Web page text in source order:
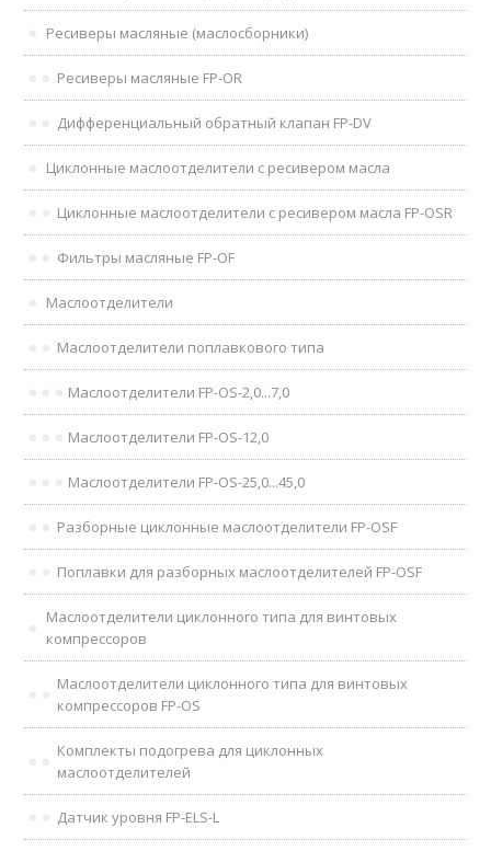
Ресиверы масляные (маслосборники)
Ресиверы масляные FP-OR
Дифференциальный обратный клапан FP-DV
Циклонные маслоотделители с ресивером масла
Циклонные маслоотделители с ресивером масла FP-OSR
Фильтры масляные FP-OF
Маслоотделители
Маслоотделители поплавкового типа
Маслоотделители FP-OS-2,0...7,0
Маслоотделители FP-OS-12,0
Маслоотделители FP-OS-25,0...45,0
Разборные циклонные маслоотделители FP-OSF
Поплавки для разборных маслоотделителей FP-OSF
Маслоотделители циклонного типа для винтовых
компрессоров
Маслоотделители циклонного типа для винтовых
компрессоров FP-OS
Комплекты подогрева для циклонных
маслоотделителей
Датчик уровня FP-ELS-L